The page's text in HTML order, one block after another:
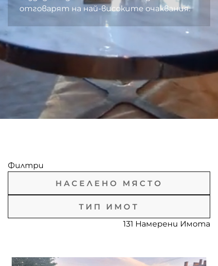
отговарят на най-високите очаквания.
Филтри
Всички
Всички Подтипове
131 Намерени Имота